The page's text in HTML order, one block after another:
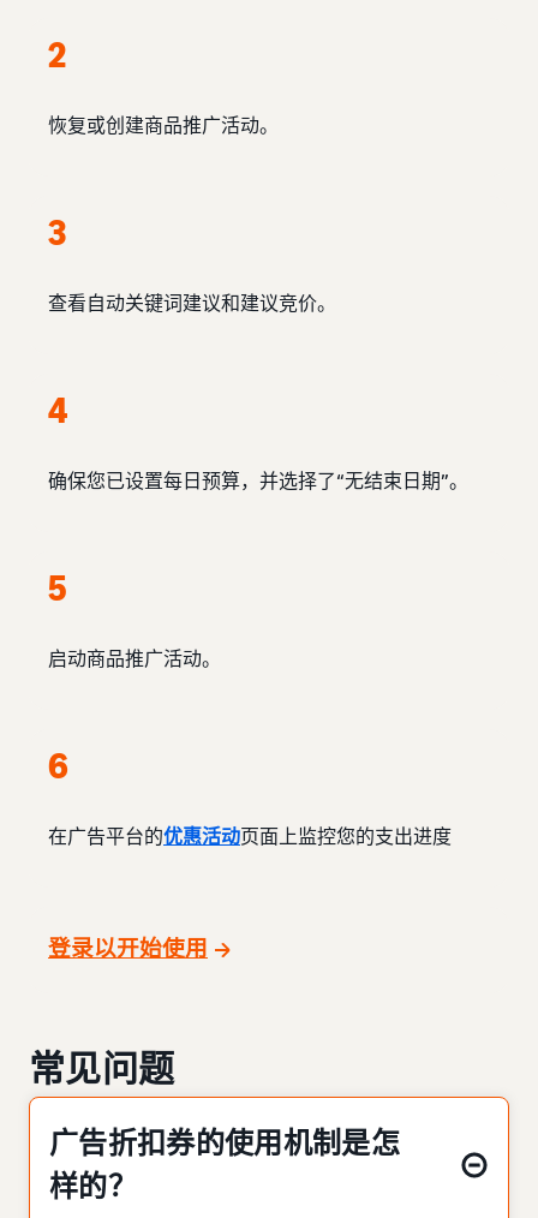
2
恢复或创建商品推广活动。
3
查看自动关键词建议和建议竞价。
4
确保您已设置每日预算，并选择了“无结束日期”。
5
启动商品推广活动。
6
在广告平台的优惠活动页面上监控您的支出进度
登录以开始使用
常见问题
广告折扣券的使用机制是怎
样的？